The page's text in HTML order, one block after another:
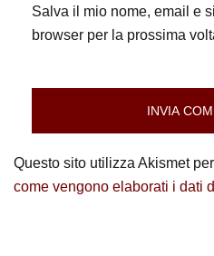
Salva il mio nome, email e
browser per la prossima
Questo sito utilizza Akismet
come vengono elaborati i dati